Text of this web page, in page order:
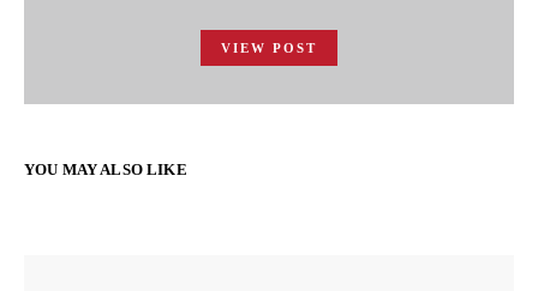
VIEW POST
YOU MAY ALSO LIKE